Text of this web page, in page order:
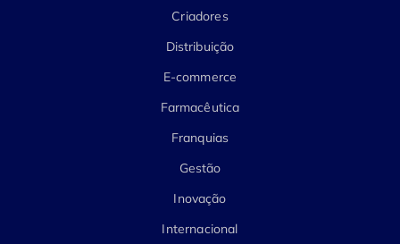
Criadores
Distribuição
E-commerce
Farmacêutica
Franquias
Gestão
Inovação
Internacional